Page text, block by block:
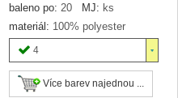
baleno po: 20 MJ: ks
materiál: 100% polyester
4
Více barev najednou ...